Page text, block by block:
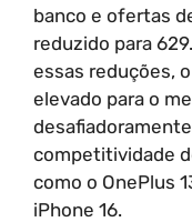
banco e ofertas
reduzido para
essas reduções,
elevado para o
competitividade
como o OnePlus
iPhone 16.